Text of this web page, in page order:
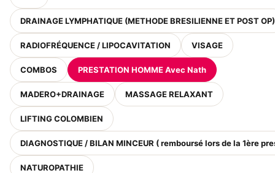
DRAINAGE LYMPHATIQUE (METHODE BRESILIENNE ET POST OP)
RADIOFRÉQUENCE / LIPOCAVITATION VISAGE
COMBOS PRESTATION HOMME Avec Nath
MADERO+DRAINAGE MASSAGE RELAXANT
LIFTING COLOMBIEN
DIAGNOSTIQUE / BILAN MINCEUR ( remboursé lors de la 1ère
NATUROPATHIE